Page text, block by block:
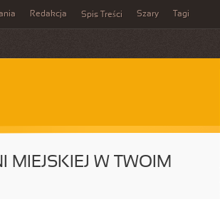
Redakcja Spis Treści Szary Tagi
MIEJSKIEJ W TWOIM